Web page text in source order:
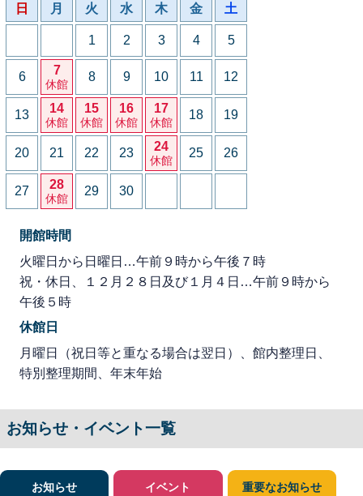
日 月 火 水 木 金 土
1 2 3 4 5
6 7
休館
8 9 10 11 12
13 14
休館
15
休館
16
休館
17
休館
18 19
20 21 22 23 24
休館
25 26
27 28
休館
29 30
開館時間
火曜日から日曜日…午前９時から午後７時
祝・休日、１２月２８日及び１月４日…午前９時から
午後５時
休館日
月曜日（祝日等と重なる場合は翌日）、館内整理日、
特別整理期間、年末年始
お知らせ・イベント一覧
お知らせ イベント 重要なお知らせ